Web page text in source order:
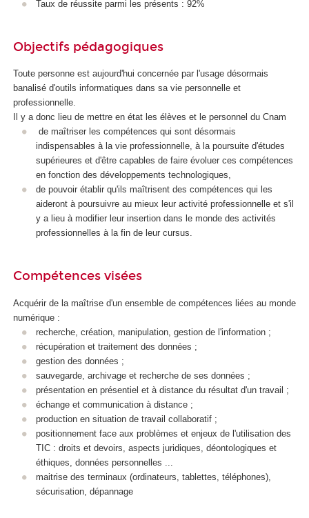
Taux de réussite parmi les présents : 92%
Objectifs pédagogiques
Toute personne est aujourd'hui concernée par l'usage désormais
banalisé d'outils informatiques dans sa vie personnelle et
professionnelle.
Il y a donc lieu de mettre en état les élèves et le personnel du Cnam
de maîtriser les compétences qui sont désormais
indispensables à la vie professionnelle, à la poursuite d'études
supérieures et d'être capables de faire évoluer ces compétences
en fonction des développements technologiques,
de pouvoir établir qu'ils maîtrisent des compétences qui les
aideront à poursuivre au mieux leur activité professionnelle et s'il
y a lieu à modifier leur insertion dans le monde des activités
professionnelles à la fin de leur cursus.
Compétences visées
Acquérir de la maîtrise d'un ensemble de compétences liées au monde
numérique :
recherche, création, manipulation, gestion de l'information ;
récupération et traitement des données ;
gestion des données ;
sauvegarde, archivage et recherche de ses données ;
présentation en présentiel et à distance du résultat d'un travail ;
échange et communication à distance ;
production en situation de travail collaboratif ;
positionnement face aux problèmes et enjeux de l'utilisation des
TIC : droits et devoirs, aspects juridiques, déontologiques et
éthiques, données personnelles ...
maitrise des terminaux (ordinateurs, tablettes, téléphones),
sécurisation, dépannage